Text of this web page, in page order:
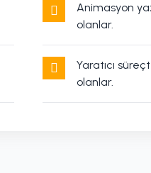
Animasyon
olanlar.
Yaratıcı
olanlar.